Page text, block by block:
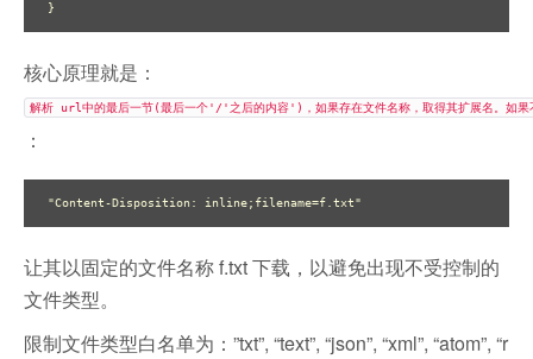
}
核心原理就是：
解析 url中的最后一节(最后一个'/'之后的内容')，如果存在文件名称，取得其扩展名。如果
：
"Content-Disposition: inline;filename=f.txt"
让其以固定的文件名称 f.txt 下载，以避免出现不受控制的
文件类型。
限制文件类型白名单为：”txt”, “text”, “json”, “xml”, “atom”, “r